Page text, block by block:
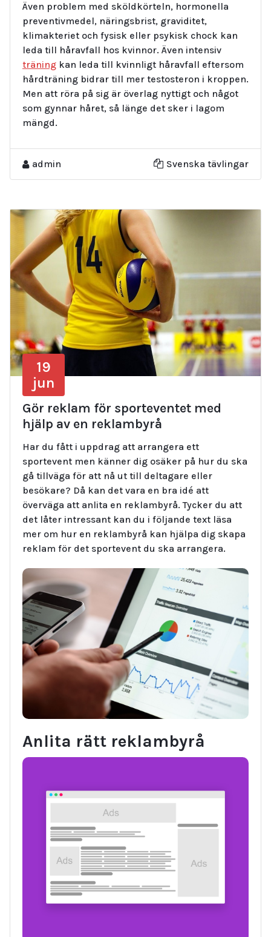
Även problem med sköldkörteln, hormonella
preventivmedel, näringsbrist, graviditet,
klimakteriet och fysisk eller psykisk chock kan
leda till håravfall hos kvinnor. Även intensiv
träning kan leda till kvinnligt håravfall eftersom
hårdträning bidrar till mer testosteron i kroppen.
Men att röra på sig är överlag nyttigt och något
som gynnar håret, så länge det sker i lagom
mängd.
admin Svenska tävlingar
19
jun
Gör reklam för sporteventet med
hjälp av en reklambyrå
Har du fått i uppdrag att arrangera ett
sportevent men känner dig osäker på hur du ska
gå tillväga för att nå ut till deltagare eller
besökare? Då kan det vara en bra idé att
överväga att anlita en reklambyrå. Tycker du att
det låter intressant kan du i följande text läsa
mer om hur en reklambyrå kan hjälpa dig skapa
reklam för det sportevent du ska arrangera.
Anlita rätt reklambyrå